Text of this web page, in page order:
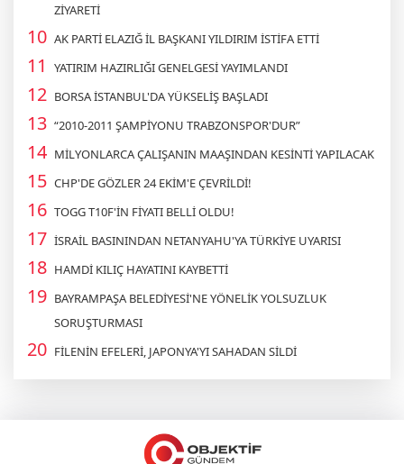
ZİYARETİ
AK PARTİ ELAZIĞ İL BAŞKANI YILDIRIM İSTİFA ETTİ
YATIRIM HAZIRLIĞI GENELGESİ YAYIMLANDI
BORSA İSTANBUL'DA YÜKSELİŞ BAŞLADI
“2010-2011 ŞAMPİYONU TRABZONSPOR'DUR”
MİLYONLARCA ÇALIŞANIN MAAŞINDAN KESİNTİ YAPILACAK
CHP'DE GÖZLER 24 EKİM'E ÇEVRİLDİ!
TOGG T10F'İN FİYATI BELLİ OLDU!
İSRAİL BASININDAN NETANYAHU'YA TÜRKİYE UYARISI
HAMDİ KILIÇ HAYATINI KAYBETTİ
BAYRAMPAŞA BELEDİYESİ'NE YÖNELİK YOLSUZLUK
SORUŞTURMASI
FİLENİN EFELERİ, JAPONYA'YI SAHADAN SİLDİ